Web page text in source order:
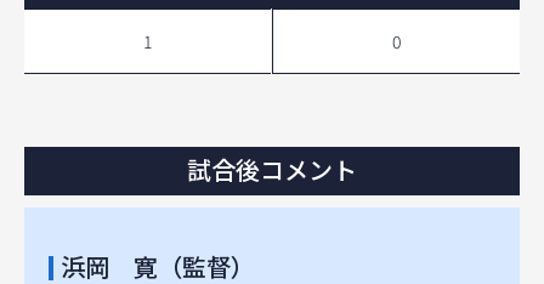
1 0
試合後コメント
浜岡 寛（監督）